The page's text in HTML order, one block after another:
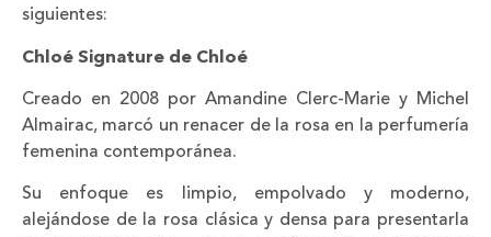
siguientes:
Chloé Signature de Chloé
Creado en 2008 por Amandine Clerc-Marie y Michel
Almairac, marcó un renacer de la rosa en la perfumería
femenina contemporánea.
Su enfoque es limpio, empolvado y moderno,
alejándose de la rosa clásica y densa para presentarla